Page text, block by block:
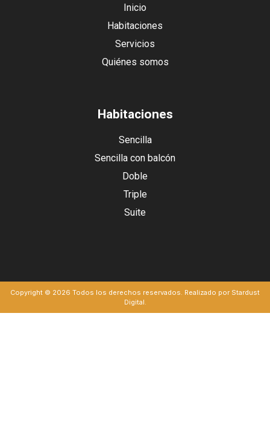
Inicio
Habitaciones
Servicios
Quiénes somos
Habitaciones
Sencilla
Sencilla con balcón
Doble
Triple
Suite
Copyright © 2026 Todos los derechos reservados. Realizado por Stardust
Digital.